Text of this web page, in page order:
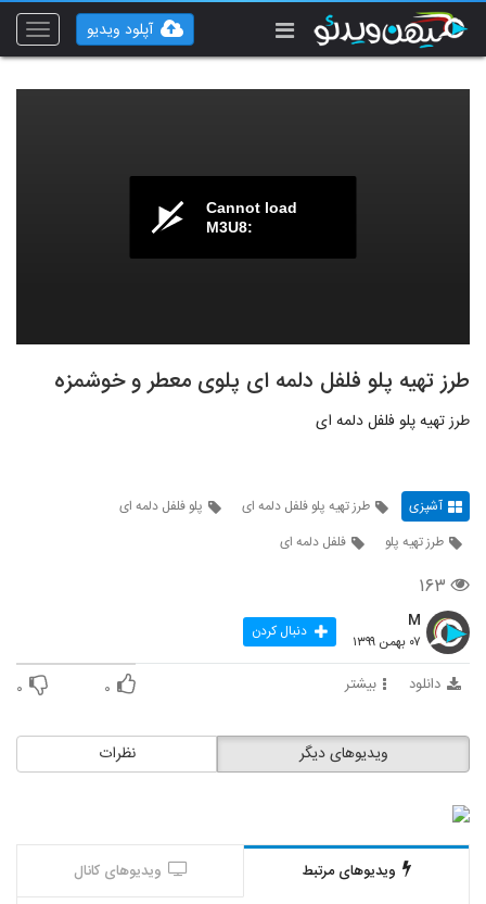
Toggle
آپلود ویدیو
Cannot load
M3U8:
طرز تهیه پلو فلفل دلمه ای پلوی معطر و خوشمزه
طرز تهیه پلو فلفل دلمه ای
آشپزی طرز تهیه پلو فلفل دلمه ای
پلو فلفل دلمه ای
طرز تهیه پلو
فلفل دلمه ای
۱۶۳
M
۰۷ بهمن ۱۳۹۹ دنبال کردن
دانلود بیشتر ۰ ۰
نظرات ویدیوهای دیگر
ویدیوهای مرتبط ویدیوهای کانال